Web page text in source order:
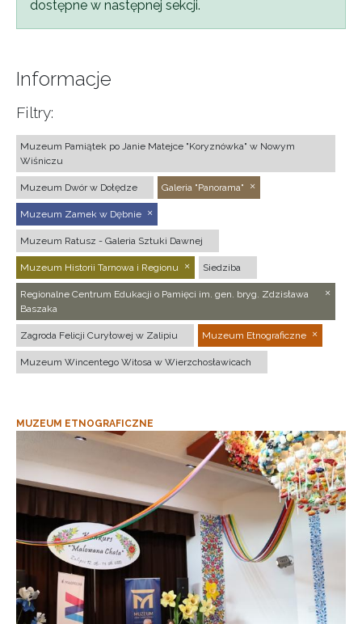
dostępne w następnej sekcji.
Informacje
Filtry:
Muzeum Pamiątek po Janie Matejce "Koryznówka" w Nowym
Wiśniczu
Muzeum Dwór w Dołędze Galeria "Panorama"
Muzeum Zamek w Dębnie
Muzeum Ratusz - Galeria Sztuki Dawnej
Muzeum Historii Tarnowa i Regionu Siedziba
Regionalne Centrum Edukacji o Pamięci im. gen. bryg. Zdzisława
Baszaka
Zagroda Felicji Curyłowej w Zalipiu Muzeum Etnograficzne
Muzeum Wincentego Witosa w Wierzchosławicach
MUZEUM ETNOGRAFICZNE